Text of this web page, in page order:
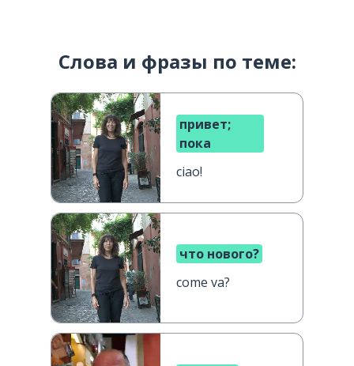
Слова и фразы по теме:
привет;
пока
ciao!
что нового?
come va?